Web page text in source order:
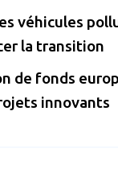
véhicules
la transition
de fonds
innovants